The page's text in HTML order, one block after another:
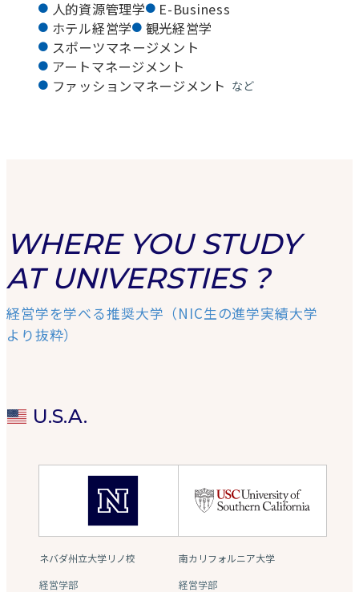
人的資源管理学
E-Business
ホテル経営学
観光経営学
スポーツマネージメント
アートマネージメント
ファッションマネージメント
WHERE YOU STUDY
AT UNIVERSTIES ?
経営学を学べる推奨大学（NIC生の進学実績大学
より抜粋）
U.S.A.
ネバダ州立大学リノ校
経営学部
南カリフォルニア大学
経営学部